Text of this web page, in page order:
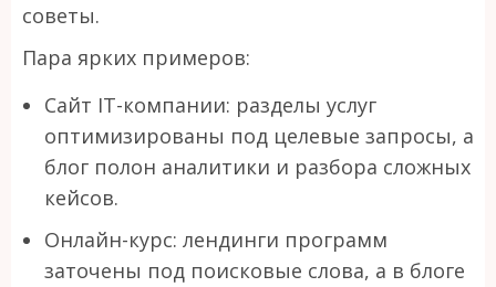
советы.
Пара ярких примеров:
Сайт IT-компании: разделы услуг
оптимизированы под целевые запросы, а
блог полон аналитики и разбора сложных
кейсов.
Онлайн-курс: лендинги программ
заточены под поисковые слова, а в блоге